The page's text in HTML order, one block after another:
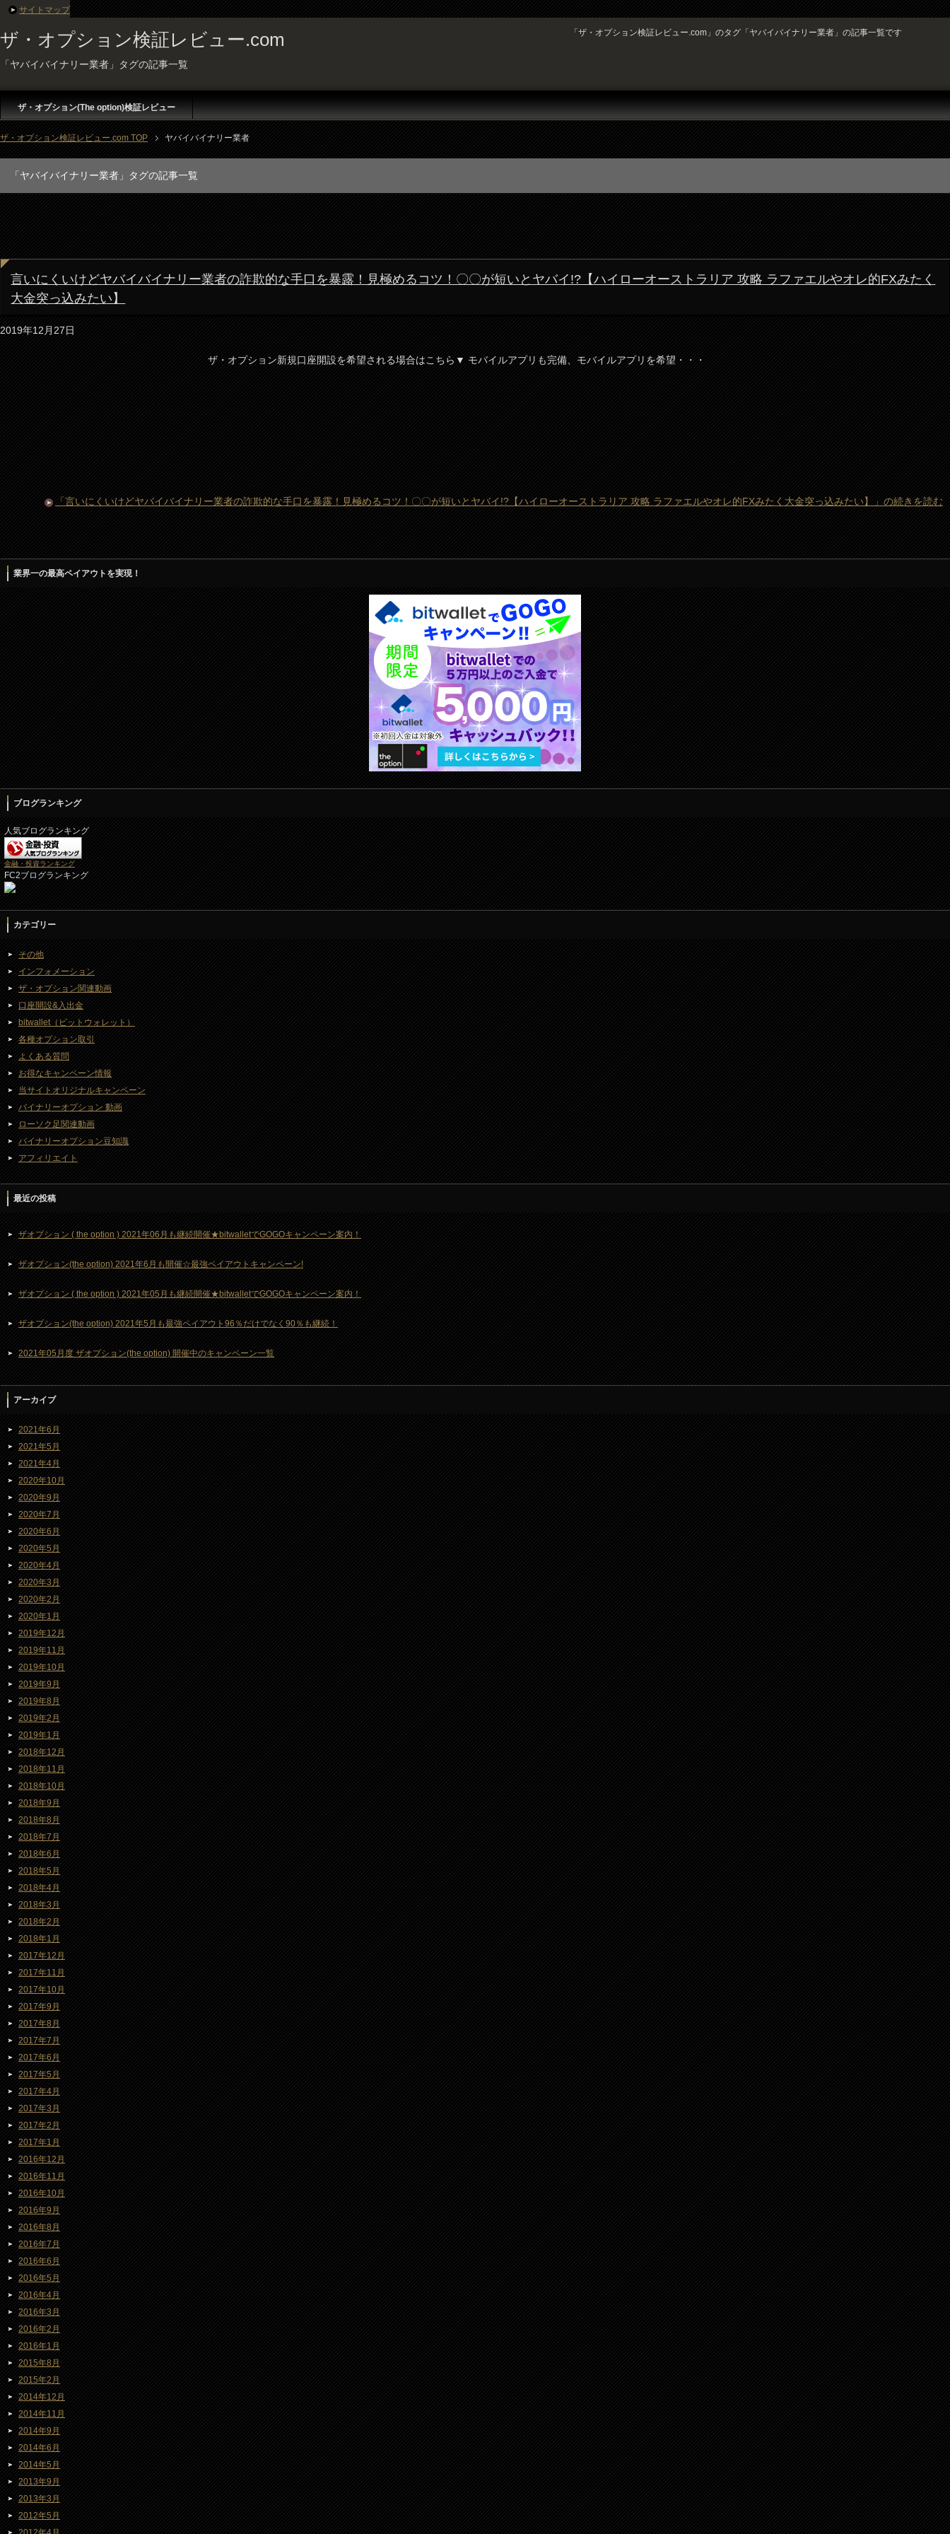
ザ・オプション検証レビュー.com
「ヤバイバイナリー業者」タグの記事一覧
「ザ・オプション検証レビュー.com」のタグ「ヤバイバイナリー業者」の記事一覧です
ザ・オプション(The option)検証レビュー
ザ・オプション検証レビュー.com TOP ヤバイバイナリー業者
「ヤバイバイナリー業者」タグの記事一覧
言いにくいけどヤバイバイナリー業者の詐欺的な手口を暴露！見極めるコツ！〇〇が短いとヤバイ!?【ハイローオーストラリア 攻略 ラファエルやオレ的FXみたく
大金突っ込みたい】
2019年12月27日
ザ・オプション新規口座開設を希望される場合はこちら▼ モバイルアプリも完備、モバイルアプリを希望・・・
「言いにくいけどヤバイバイナリー業者の詐欺的な手口を暴露！見極めるコツ！〇〇が短いとヤバイ!?【ハイローオーストラリア 攻略 ラファエルやオレ的FXみたく大金突っ込みたい】」の続きを読む
業界一の最高ペイアウトを実現！
ブログランキング
人気ブログランキング
金融・投資ランキング
FC2ブログランキング
カテゴリー
その他
インフォメーション
ザ・オプション関連動画
口座開設&入出金
bitwallet（ビットウォレット）
各種オプション取引
よくある質問
お得なキャンペーン情報
当サイトオリジナルキャンペーン
バイナリーオプション 動画
ローソク足関連動画
バイナリーオプション豆知識
アフィリエイト
最近の投稿
ザオプション ( the option ) 2021年06月も継続開催★bitwalletでGOGOキャンペーン案内！
ザオプション(the option) 2021年6月も開催☆最強ペイアウトキャンペーン!
ザオプション ( the option ) 2021年05月も継続開催★bitwalletでGOGOキャンペーン案内！
ザオプション(the option) 2021年5月も最強ペイアウト96％だけでなく90％も継続！
2021年05月度 ザオプション(the option) 開催中のキャンペーン一覧
アーカイブ
2021年6月
2021年5月
2021年4月
2020年10月
2020年9月
2020年7月
2020年6月
2020年5月
2020年4月
2020年3月
2020年2月
2020年1月
2019年12月
2019年11月
2019年10月
2019年9月
2019年8月
2019年2月
2019年1月
2018年12月
2018年11月
2018年10月
2018年9月
2018年8月
2018年7月
2018年6月
2018年5月
2018年4月
2018年3月
2018年2月
2018年1月
2017年12月
2017年11月
2017年10月
2017年9月
2017年8月
2017年7月
2017年6月
2017年5月
2017年4月
2017年3月
2017年2月
2017年1月
2016年12月
2016年11月
2016年10月
2016年9月
2016年8月
2016年7月
2016年6月
2016年5月
2016年4月
2016年3月
2016年2月
2016年1月
2015年8月
2015年2月
2014年12月
2014年11月
2014年9月
2014年6月
2014年5月
2013年9月
2013年3月
2012年5月
サイトマップ